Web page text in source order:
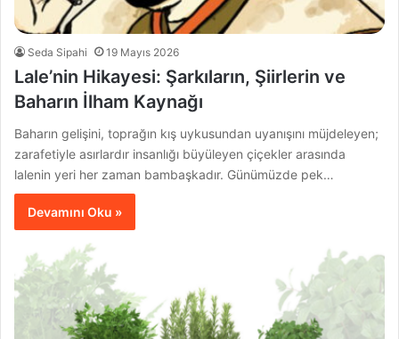
Seda Sipahi 19 Mayıs 2026
Lale’nin Hikayesi: Şarkıların, Şiirlerin ve
Baharın İlham Kaynağı
Baharın gelişini, toprağın kış uykusundan uyanışını müjdeleyen;
zarafetiyle asırlardır insanlığı büyüleyen çiçekler arasında
lalenin yeri her zaman bambaşkadır. Günümüzde pek…
Devamını Oku »